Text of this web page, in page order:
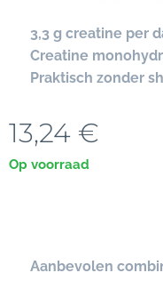
3,3 g creatine per
Creatine
Praktisch zonder
13,24 €
Op voorraad
Aanbevolen